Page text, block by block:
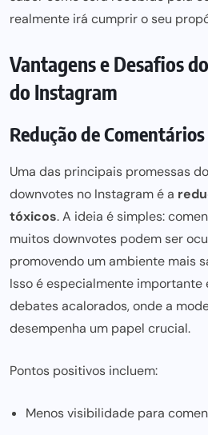
realmente irá cumprir o seu
Vantagens e Desafios
do Instagram
Redução de
Uma das principais promessas
downvotes no Instagram é a
tóxicos. A ideia é simples:
muitos downvotes podem ser
promovendo um ambiente mais
Isso é especialmente importante
debates acalorados, onde a
desempenha um papel crucial.
Pontos positivos incluem:
Menos visibilidade para